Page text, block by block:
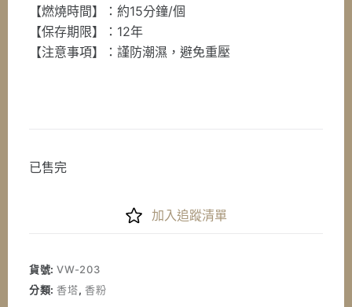
【燃燒時間】：約15分鐘/個
【保存期限】：12年
【注意事項】：謹防潮濕，避免重壓
已售完
加入追蹤清單
貨號:VW-203
分類:香塔,香粉